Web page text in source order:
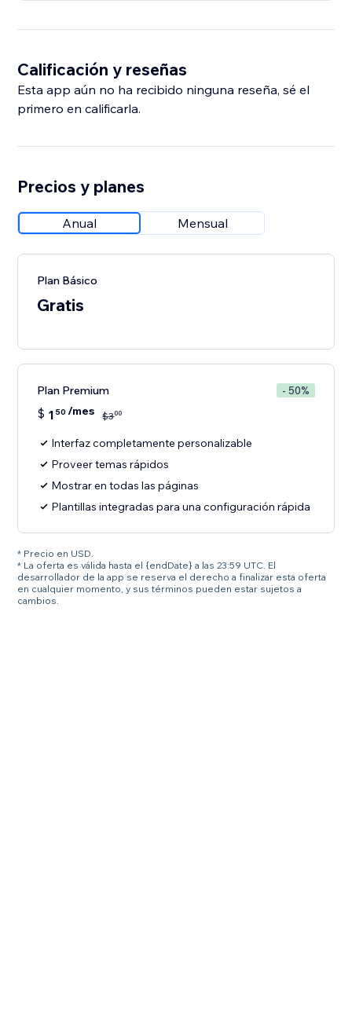
Calificación y reseñas
Esta app aún no ha recibido ninguna reseña, sé el
primero en calificarla.
Precios y planes
Anual Mensual
Plan Básico
Gratis
Plan Premium - 50%
$ 1 50 /mes $300
Interfaz completamente personalizable
Proveer temas rápidos
Mostrar en todas las páginas
Plantillas integradas para una configuración rápida
* Precio en USD.
* La oferta es válida hasta el {endDate} a las 23:59 UTC. El
desarrollador de la app se reserva el derecho a finalizar esta oferta
en cualquier momento, y sus términos pueden estar sujetos a
cambios.